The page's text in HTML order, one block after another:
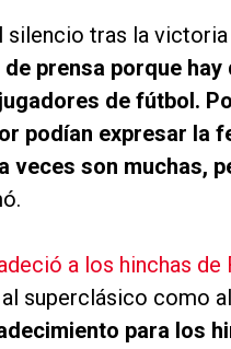
silencio tras la
prensa porque
de fútbol.
podían expresar la
veces son muchas,
a los hinchas de
superclásico como
para los